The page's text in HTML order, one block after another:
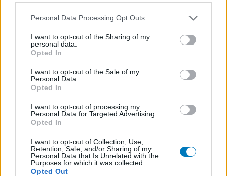
Personal Data Processing Opt Outs
I want to opt-out of the Sharing of my
personal data.
Opted In
I want to opt-out of the Sale of my
Personal Data.
Opted In
I want to opt-out of processing my
Personal Data for Targeted Advertising.
Opted In
I want to opt-out of Collection, Use,
Retention, Sale, and/or Sharing of my
Personal Data that Is Unrelated with the
Purposes for which it was collected.
Opted Out
contact avec votre médecin ou votre pharmacien.